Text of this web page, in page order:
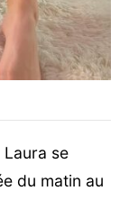
se
du matin au